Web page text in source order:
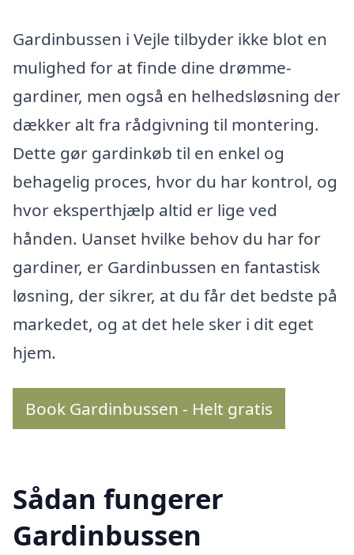
Gardinbussen i Vejle tilbyder ikke blot en
mulighed for at finde dine drømme-
gardiner, men også en helhedsløsning der
dækker alt fra rådgivning til montering.
Dette gør gardinkøb til en enkel og
behagelig proces, hvor du har kontrol, og
hvor eksperthjælp altid er lige ved
hånden. Uanset hvilke behov du har for
gardiner, er Gardinbussen en fantastisk
løsning, der sikrer, at du får det bedste på
markedet, og at det hele sker i dit eget
hjem.
Book Gardinbussen - Helt gratis
Sådan fungerer
Gardinbussen